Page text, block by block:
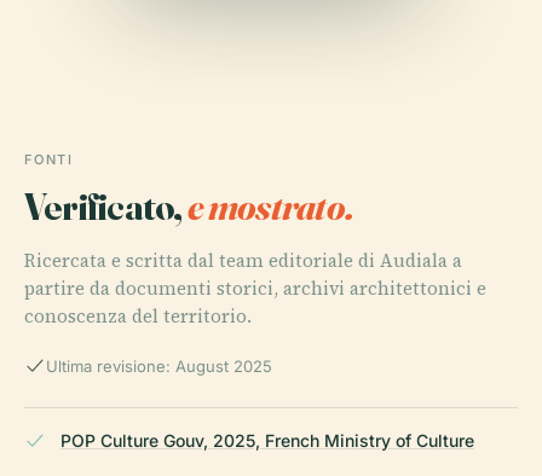
FONTI
Verificato,e mostrato.
Ricercata e scritta dal team editoriale di Audiala a
partire da documenti storici, archivi architettonici e
conoscenza del territorio.
Ultima revisione: August 2025
POP Culture Gouv, 2025, French Ministry of Culture